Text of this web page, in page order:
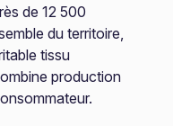
de 12 500
du territoire,
tissu
production